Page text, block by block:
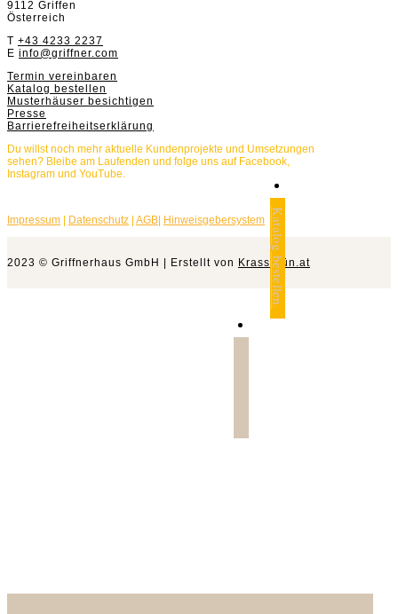
9112 Griffen
Österreich
T +43 4233 2237
E info@griffner.com
Termin vereinbaren
Katalog bestellen
Musterhäuser besichtigen
Presse
Barrierefreiheitserklärung
Du willst noch mehr aktuelle Kundenprojekte und Umsetzungen
sehen? Bleibe am Laufenden und folge uns auf Facebook,
Instagram und YouTube.
Impressum Datenschutz AGB Hinweisgebersystem
2023 © Griffnerhaus GmbH | Erstellt von Krassgrün.at
Katalog bestellen.